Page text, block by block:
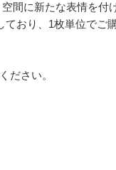
間に新たな表情を付
おり、1枚単位でご
ださい。